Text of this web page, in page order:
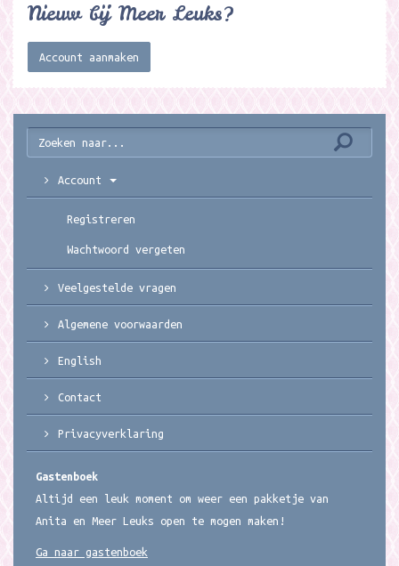
Nieuw bij Meer Leuks?
Account aanmaken
Account
Registreren
Wachtwoord vergeten
Veelgestelde vragen
Algemene voorwaarden
English
Contact
Privacyverklaring
Gastenboek
Altijd een leuk moment om weer een pakketje van
Anita en Meer Leuks open te mogen maken!
Ga naar gastenboek